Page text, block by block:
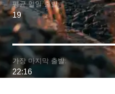
평균 일일 출발:
19
가장 마지막 출발:
22:16